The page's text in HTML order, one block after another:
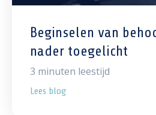
Beginselen van
nader toegelicht
3 minuten leestijd
Lees blog